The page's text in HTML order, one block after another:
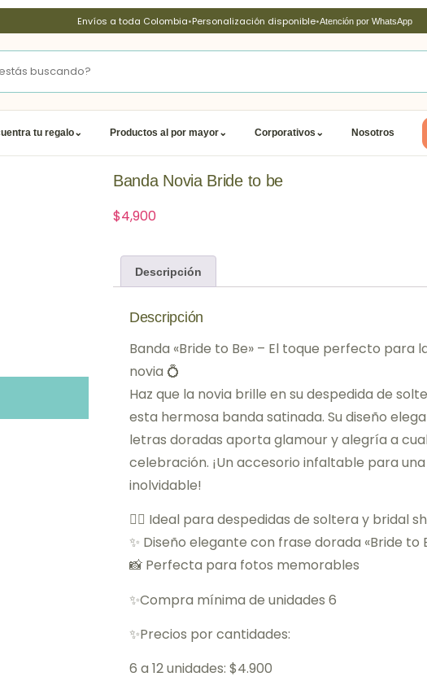
Envíos a toda Colombia•Personalización disponible•Atención por WhatsApp
tu regalo⌄ Productos al por mayor⌄ Corporativos ⌄ Nosotros
Banda Novia Bride to be
$4,900
Descripción
Descripción
Banda «Bride to Be» – El toque perfecto para
novia 💍
Haz que la novia brille en su despedida de
esta hermosa banda satinada. Su diseño
letras doradas aporta glamour y alegría a
celebración. ¡Un accesorio infaltable para
inolvidable!
👰‍♀️ Ideal para despedidas de soltera y bridal
✨ Diseño elegante con frase dorada «Bride to
📸 Perfecta para fotos memorables
✨Compra mínima de unidades 6
✨Precios por cantidades:
6 a 12 unidades: $4.900